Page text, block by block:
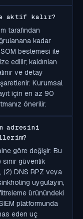
aktif kalır?
tarafından
kadar
beslemesi ile
edilir; kaldırılan
ve detay
Kurumsal
için en az 90
önerilir.
adresini
göre değişir. Bu
güvenlik
(2) DNS RPZ veya
uygulayın,
ürünündeki
platformunda
eden uç